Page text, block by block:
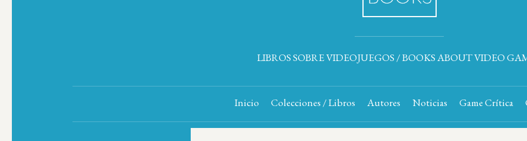
LIBROS SOBRE VIDEOJUEGOS / BOOKS ABOUT VIDEO
Inicio Colecciones / Libros Autores Noticias Game Crítica